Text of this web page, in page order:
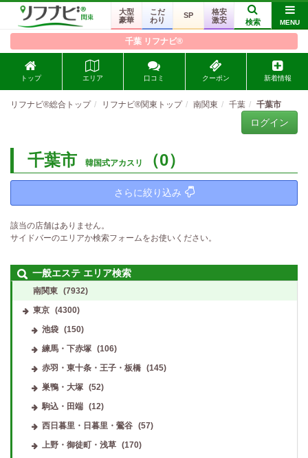
大型
豪華
こだ
わり
SP
格安
激安
検索 MENU
千葉 リフナビ®
トップ エリア 口コミ クーポン 新着情報
リフナビ®総合トップ リフナビ®関東トップ 南関東 千葉 千葉市
ログイン
千葉市 韓国式アカスリ （0）
さらに絞り込み
該当の店舗はありません。
サイドバーのエリアか検索フォームをお使いください。
一般エステ エリア検索
南関東 (7932)
東京 (4300)
池袋
(150)
練馬・下赤塚
(106)
赤羽・東十条・王子・板橋
(145)
巣鴨・大塚
(52)
駒込・田端
(12)
西日暮里・日暮里・鶯谷
(57)
上野・御徒町・浅草
(170)